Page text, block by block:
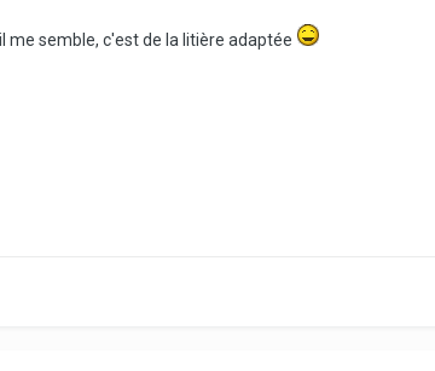
me semble, c'est de la litière adaptée